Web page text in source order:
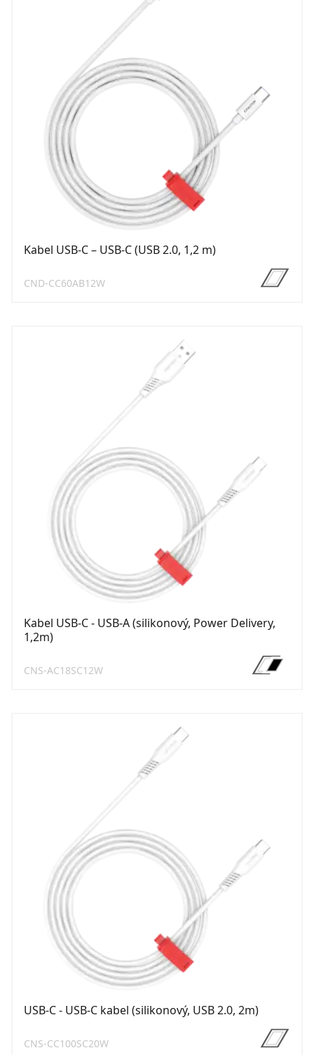
Kabel USB-C – USB-C (USB 2.0, 1,2 m)
CND-CC60AB12W
Kabel USB-C - USB-A (silikonový, Power Delivery,
1,2m)
CNS-AC18SC12W
USB-C - USB-C kabel (silikonový, USB 2.0, 2m)
CNS-CC100SC20W